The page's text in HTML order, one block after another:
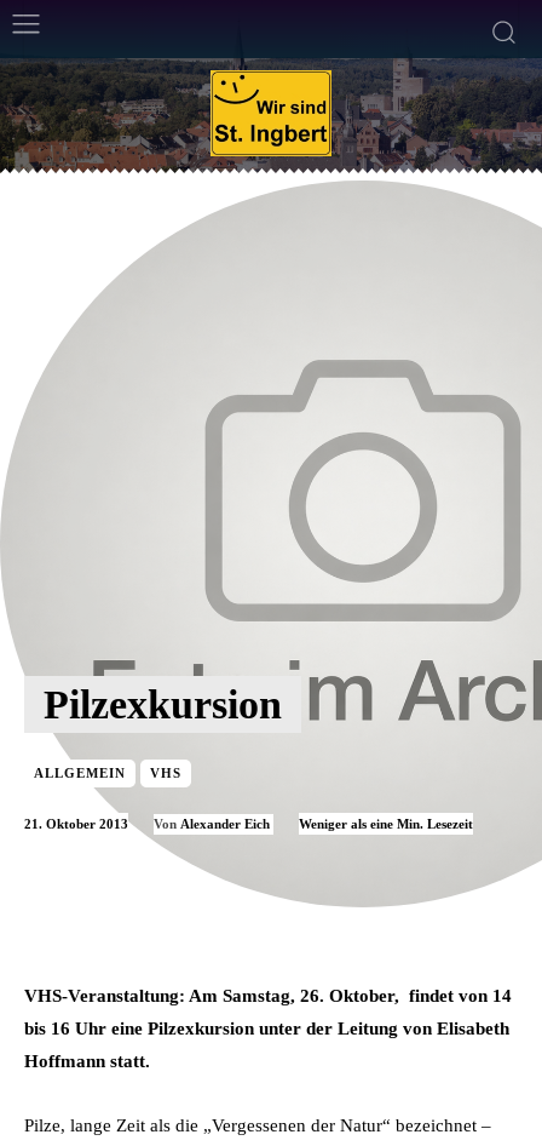
Pilzexkursion
ALLGEMEIN VHS
21. Oktober 2013 Von Alexander Eich Weniger als eine Min. Lesezeit
VHS-Veranstaltung: Am Samstag, 26. Oktober, findet von 14
bis 16 Uhr eine Pilzexkursion unter der Leitung von Elisabeth
Hoffmann statt.
Pilze, lange Zeit als die „Vergessenen der Natur“ bezeichnet –